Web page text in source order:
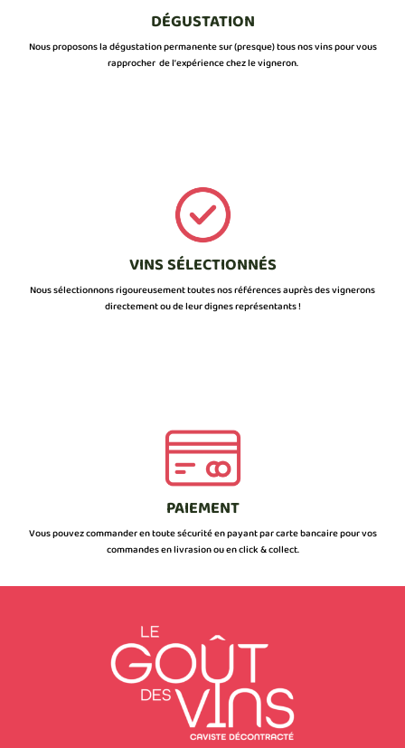
DÉGUSTATION
Nous proposons la dégustation permanente sur (presque) tous nos vins pour vous
rapprocher de l’expérience chez le vigneron.
VINS SÉLECTIONNÉS
Nous sélectionnons rigoureusement toutes nos références auprès des vignerons
directement ou de leur dignes représentants !
PAIEMENT
Vous pouvez commander en toute sécurité en payant par carte bancaire pour vos
commandes en livrasion ou en click & collect.